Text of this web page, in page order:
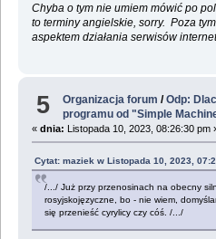
Chyba o tym nie umiem mówić po
to terminy angielskie, sorry. Poza
aspektem działania serwisów
5 Organizacja forum /Odp:
programu od "Simple
« dnia: Listopada 10, 2023, 08:26:30 pm
Cytat: maziek w Listopada 10, 2023,
/.../ Już przy przenosinach na obecny
rosyjskojęzyczne, bo - nie wiem,
się przenieść cyrylicy czy cóś. /.../